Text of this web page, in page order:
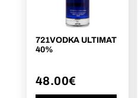
721VODKA ULTIMAT
40%
48.00€